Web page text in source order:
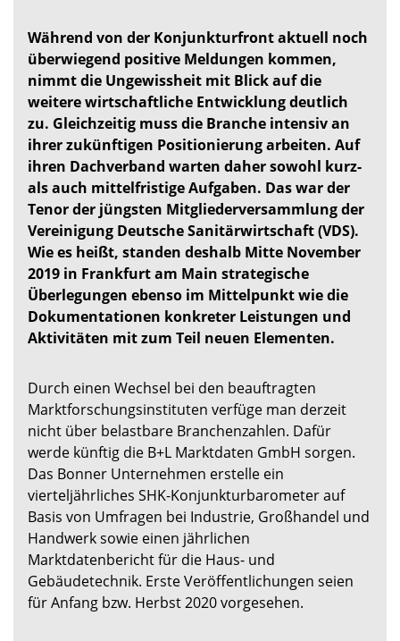
Während von der Konjunkturfront aktuell noch
überwiegend positive Meldungen kommen,
nimmt die Ungewissheit mit Blick auf die
weitere wirtschaftliche Entwicklung deutlich
zu. Gleichzeitig muss die Branche intensiv an
ihrer zukünftigen Positionierung arbeiten. Auf
ihren Dachverband warten daher sowohl kurz-
als auch mittelfristige Aufgaben. Das war der
Tenor der jüngsten Mitgliederversammlung der
Vereinigung Deutsche Sanitärwirtschaft (VDS).
Wie es heißt, standen deshalb Mitte November
2019 in Frankfurt am Main strategische
Überlegungen ebenso im Mittelpunkt wie die
Dokumentationen konkreter Leistungen und
Aktivitäten mit zum Teil neuen Elementen.
Durch einen Wechsel bei den beauftragten
Marktforschungsinstituten verfüge man derzeit
nicht über belastbare Branchenzahlen. Dafür
werde künftig die B+L Marktdaten GmbH sorgen.
Das Bonner Unternehmen erstelle ein
vierteljährliches SHK-Konjunkturbarometer auf
Basis von Umfragen bei Industrie, Großhandel und
Handwerk sowie einen jährlichen
Marktdatenbericht für die Haus- und
Gebäudetechnik. Erste Veröffentlichungen seien
für Anfang bzw. Herbst 2020 vorgesehen.